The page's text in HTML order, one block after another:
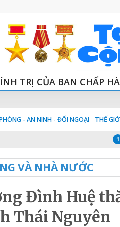
TRỊ CỦA BAN CHẤP
- AN NINH - ĐỐI NGOẠI THẾ
HỘI
VÀ NHÀ NƯỚC
Đình Huệ
Thái Nguyên